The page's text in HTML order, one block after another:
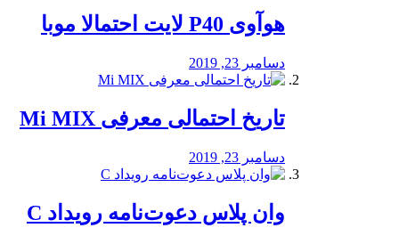
هوآوی P40 لایت احتمالا موبا
دسامبر 23, 2019
تاریخ احتمالی معرفی Mi MIX
دسامبر 23, 2019
وان پلاس دعوت‌نامه رویداد C